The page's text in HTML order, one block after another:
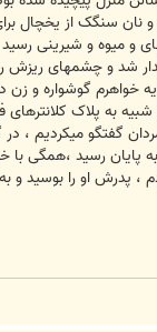
سنگک از یخچال
و میوه و شیرینی
شد و چشمهای ریزش
خواهرم گوشواره و
به پلاک کلانترهای
گفتگو میکردیم
رسید ،همگی با
، پدرش او را بوسید